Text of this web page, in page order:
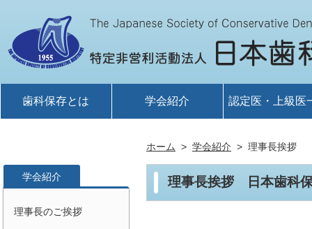
歯科保存とは 学会紹介 認定医・上級医
ホーム 学会紹介 理事長挨拶
理事長挨拶 日本歯科
学会紹介
理事長のご挨拶